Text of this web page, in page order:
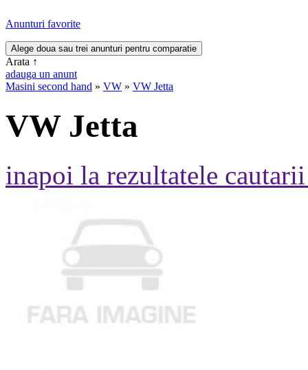
Anunturi favorite
Arata ↑
adauga un anunt
Masini second hand » VW » VW Jetta
VW Jetta
inapoi la rezultatele